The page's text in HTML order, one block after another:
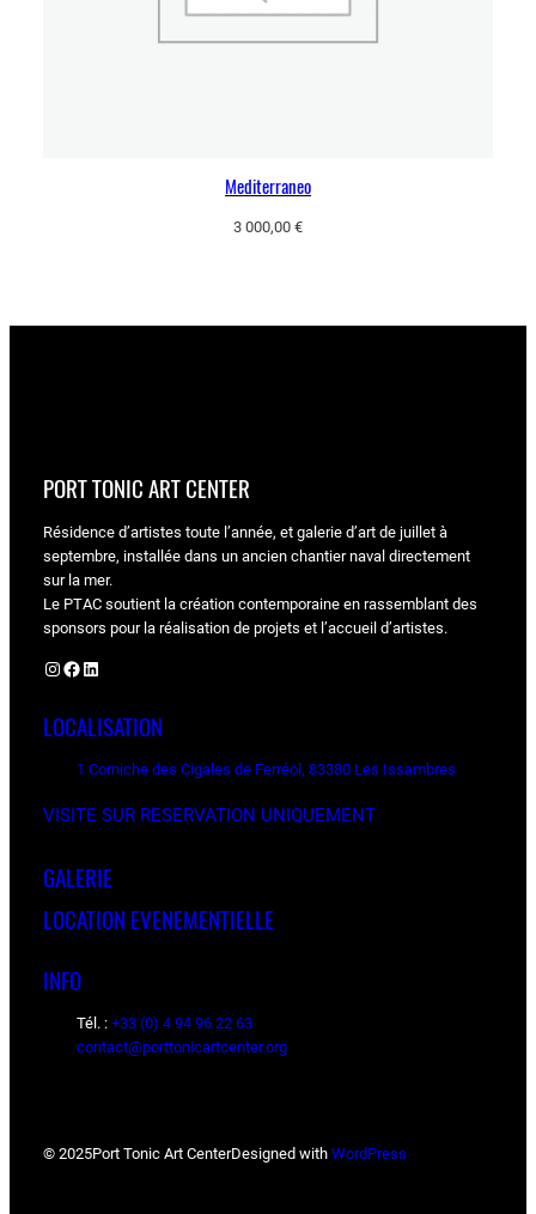
Mediterraneo
3 000,00 €
PORT TONIC ART CENTER
Résidence d’artistes toute l’année, et galerie d’art de juillet à
septembre, installée dans un ancien chantier naval directement
sur la mer.
Le PTAC soutient la création contemporaine en rassemblant des
sponsors pour la réalisation de projets et l’accueil d’artistes.
Instagram Facebook LinkedIn
LOCALISATION
1 Corniche des Cigales de Ferréol, 83380 Les Issambres
VISITE SUR RESERVATION UNIQUEMENT
GALERIE
LOCATION EVENEMENTIELLE
INFO
Tél. : +33 (0) 4 94 96 22 63
contact@porttonicartcenter.org
© 2025Port Tonic Art CenterDesigned with WordPress